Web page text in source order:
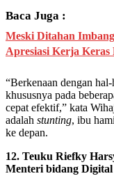
Baca Juga :
Meski Ditahan
Apresiasi Kerja Keras
“Berkenaan dengan
khususnya pada
cepat efektif,” kata
adalah stunting, ibu
ke depan.
12. Teuku Riefky
Menteri bidang